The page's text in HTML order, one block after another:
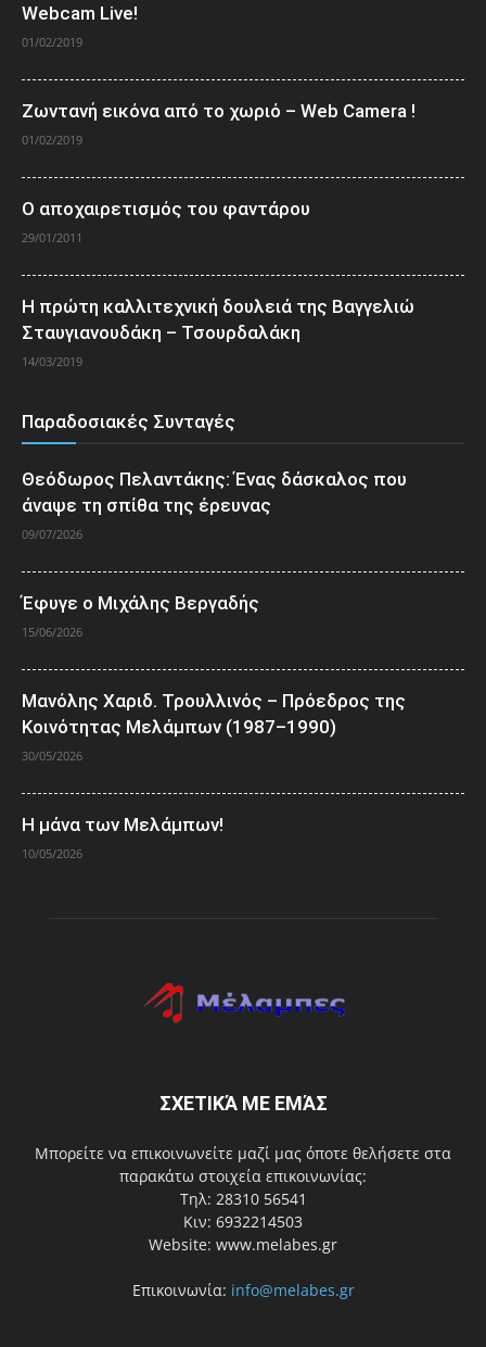
Webcam Live!
01/02/2019
Ζωντανή εικόνα από το χωριό – Web Camera !
01/02/2019
Ο αποχαιρετισμός του φαντάρου
29/01/2011
Η πρώτη καλλιτεχνική δουλειά της Βαγγελιώ
Σταυγιανουδάκη – Τσουρδαλάκη
14/03/2019
Παραδοσιακές Συνταγές
Θεόδωρος Πελαντάκης: Ένας δάσκαλος που
άναψε τη σπίθα της έρευνας
09/07/2026
Έφυγε ο Μιχάλης Βεργαδής
15/06/2026
Μανόλης Χαριδ. Τρουλλινός – Πρόεδρος της
Κοινότητας Μελάμπων (1987–1990)
30/05/2026
Η μάνα των Μελάμπων!
10/05/2026
ΣΧΕΤΙΚΆ ΜΕ ΕΜΆΣ
Μπορείτε να επικοινωνείτε μαζί μας όποτε θελήσετε στα
παρακάτω στοιχεία επικοινωνίας:
Τηλ: 28310 56541
Κιν: 6932214503
Website: www.melabes.gr
Επικοινωνία: info@melabes.gr